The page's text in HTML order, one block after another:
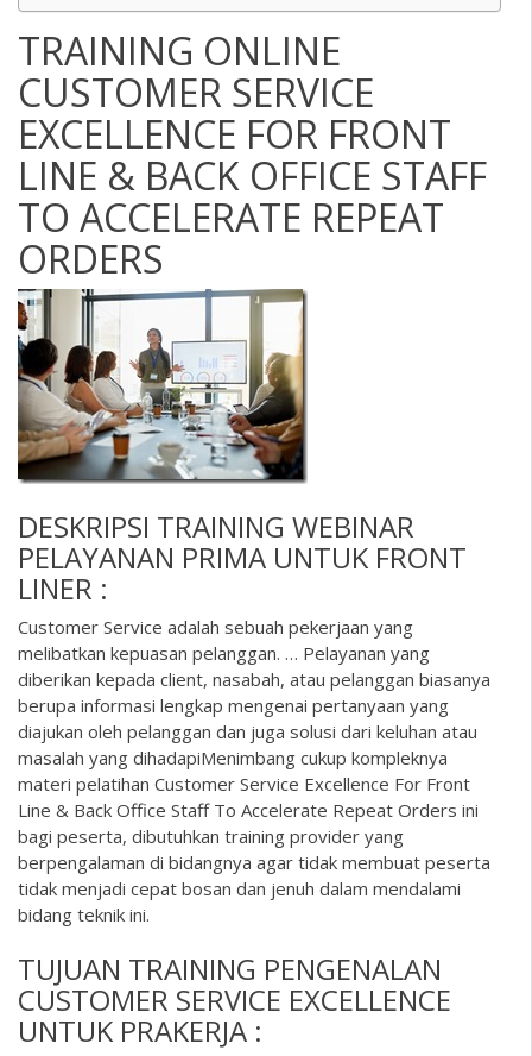
TRAINING ONLINE
CUSTOMER SERVICE
EXCELLENCE FOR FRONT
LINE & BACK OFFICE STAFF
TO ACCELERATE REPEAT
ORDERS
DESKRIPSI TRAINING WEBINAR
PELAYANAN PRIMA UNTUK FRONT
LINER :
Customer Service adalah sebuah pekerjaan yang
melibatkan kepuasan pelanggan. … Pelayanan yang
diberikan kepada client, nasabah, atau pelanggan biasanya
berupa informasi lengkap mengenai pertanyaan yang
diajukan oleh pelanggan dan juga solusi dari keluhan atau
masalah yang dihadapiMenimbang cukup kompleknya
materi pelatihan Customer Service Excellence For Front
Line & Back Office Staff To Accelerate Repeat Orders ini
bagi peserta, dibutuhkan training provider yang
berpengalaman di bidangnya agar tidak membuat peserta
tidak menjadi cepat bosan dan jenuh dalam mendalami
bidang teknik ini.
TUJUAN TRAINING PENGENALAN
CUSTOMER SERVICE EXCELLENCE
UNTUK PRAKERJA :